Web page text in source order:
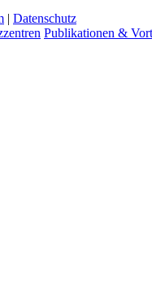
| Datenschutz
Publikationen &